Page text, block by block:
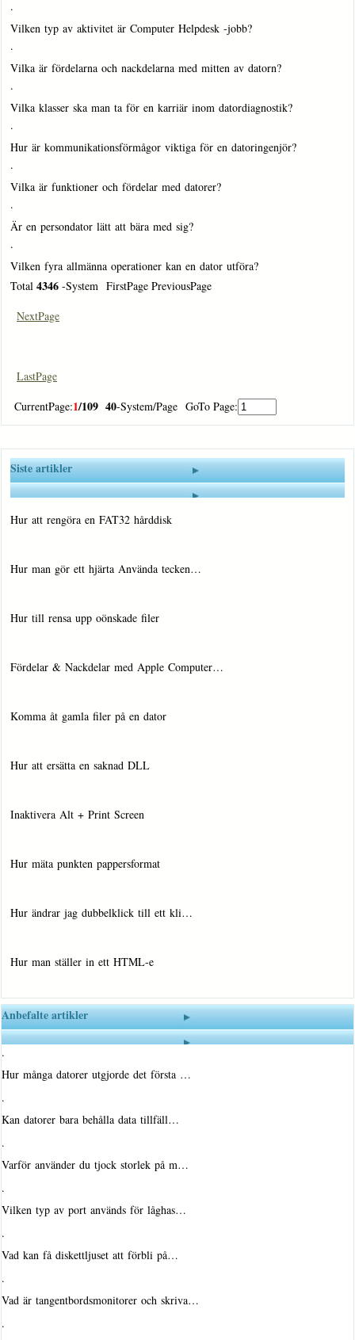
·
Vilken typ av aktivitet är Computer Helpdesk -jobb?
·
Vilka är fördelarna och nackdelarna med mitten av datorn?
·
Vilka klasser ska man ta för en karriär inom datordiagnostik?
·
Hur är kommunikationsförmågor viktiga för en datoringenjör?
·
Vilka är funktioner och fördelar med datorer?
·
Är en persondator lätt att bära med sig?
·
Vilken fyra allmänna operationer kan en dator utföra?
Total 4346 -System FirstPage PreviousPage
NextPage
LastPage
CurrentPage:1/109 40-System/Page GoTo Page:
Siste artikler
Hur att rengöra en FAT32 hårddisk
Hur man gör ett hjärta Använda tecken…
Hur till rensa upp oönskade filer
Fördelar & Nackdelar med Apple Computer…
Komma åt gamla filer på en dator
Hur att ersätta en saknad DLL
Inaktivera Alt + Print Screen
Hur mäta punkten pappersformat
Hur ändrar jag dubbelklick till ett kli…
Hur man ställer in ett HTML-e
Anbefalte artikler
·
Hur många datorer utgjorde det första …
·
Kan datorer bara behålla data tillfäll…
·
Varför använder du tjock storlek på m…
·
Vilken typ av port används för låghas…
·
Vad kan få diskettljuset att förbli på…
·
Vad är tangentbordsmonitorer och skriva…
·